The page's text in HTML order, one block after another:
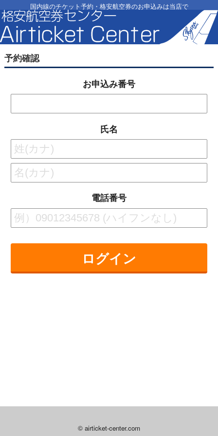
国内線のチケット予約・格安航空券のお申込みは当店で
予約確認
お申込み番号
氏名
電話番号
© airticket-center.com